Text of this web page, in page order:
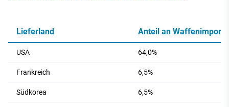
Lieferland Anteil an
USA 64,0%
Frankreich 6,5%
Südkorea 6,5%